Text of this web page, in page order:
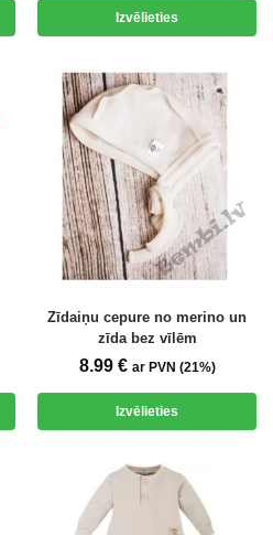
Izvēlieties
Zīdaiņu cepure no merino un
zīda bez vīlēm
8.99 € ar PVN (21%)
Izvēlieties